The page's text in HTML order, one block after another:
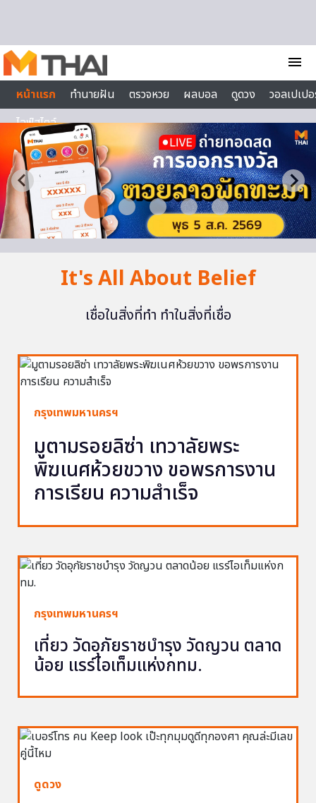
menu
หน้าแรก
ทำนายฝัน ตรวจหวย ผลบอล ดูดวง
วอลเปเป
ไลฟ์สไตล์
It's All About Belief
เชื่อในสิ่งที่ทำ ทำในสิ่งที่เชื่อ
กรุงเทพมหานครฯ
มูตามรอยลิซ่า เทวาลัยพระ
พิฆเนศห้วยขวาง ขอพรการงาน
การเรียน ความสำเร็จ
กรุงเทพมหานครฯ
เที่ยว วัดอุภัยราชบำรุง วัดญวน ตลาด
น้อย แรร์ไอเท็มแห่งกทม.
ดูดวง